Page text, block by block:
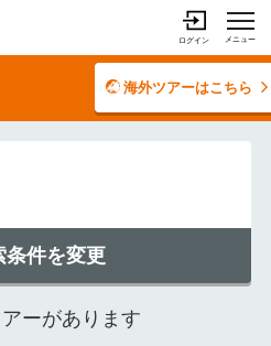
ログイン メニュー
海外ツアーはこちら
条件を変更
ーがあります